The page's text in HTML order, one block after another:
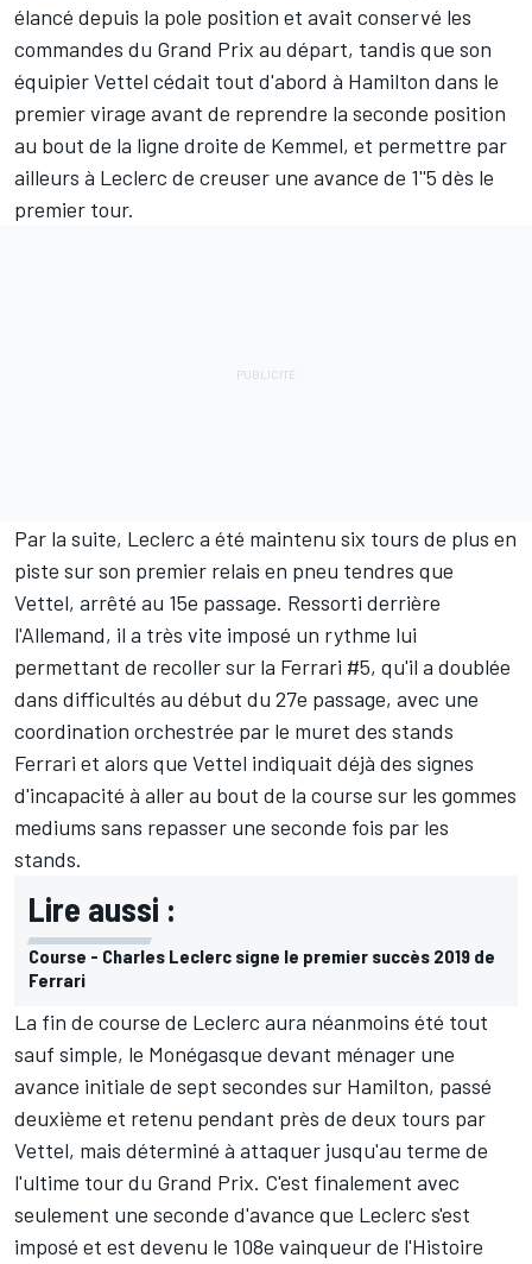
élancé depuis la pole position et avait conservé les
commandes du Grand Prix au départ, tandis que son
équipier Vettel cédait tout d'abord à Hamilton dans le
premier virage avant de reprendre la seconde position
au bout de la ligne droite de Kemmel, et permettre par
ailleurs à Leclerc de creuser une avance de 1''5 dès le
premier tour.
Par la suite, Leclerc a été maintenu six tours de plus en
piste sur son premier relais en pneu tendres que
Vettel, arrêté au 15e passage. Ressorti derrière
l'Allemand, il a très vite imposé un rythme lui
permettant de recoller sur la Ferrari #5, qu'il a doublée
dans difficultés au début du 27e passage, avec une
coordination orchestrée par le muret des stands
Ferrari et alors que Vettel indiquait déjà des signes
d'incapacité à aller au bout de la course sur les gommes
mediums sans repasser une seconde fois par les
stands.
Lire aussi :
Course - Charles Leclerc signe le premier succès 2019 de
Ferrari
La fin de course de Leclerc aura néanmoins été tout
sauf simple, le Monégasque devant ménager une
avance initiale de sept secondes sur Hamilton, passé
deuxième et retenu pendant près de deux tours par
Vettel, mais déterminé à attaquer jusqu'au terme de
l'ultime tour du Grand Prix. C'est finalement avec
seulement une seconde d'avance que Leclerc s'est
imposé et est devenu le 108e vainqueur de l'Histoire